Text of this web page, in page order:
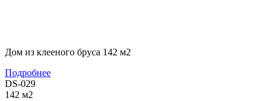
Дом из клееного бруса 142 м2
Подробнее
DS-029
142 м2